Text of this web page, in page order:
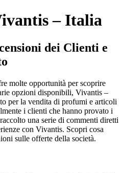
– Italia
dei Clienti e
molte opportunità per scoprire
opzioni disponibili, Vivantis –
per la vendita di profumi e articoli
i clienti che hanno provato i
una serie di commenti diretti
con Vivantis. Scopri cosa
sulle offerte della società.